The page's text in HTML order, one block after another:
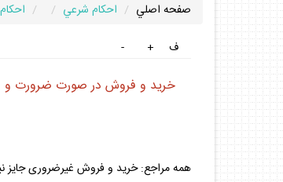
صفحه اصلي احكام شرعي
ف
+
-
خريد و فروش در صورت ضرورت و
همه مراجع: خريد و فروش غيرضرورى